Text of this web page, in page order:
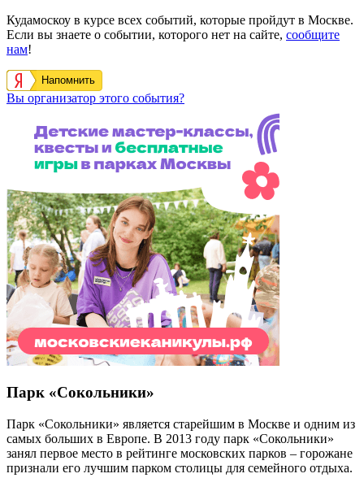
Кудамоскоу в курсе всех событий, которые пройдут в Москве.
Если вы знаете о событии, которого нет на сайте, сообщите
нам!
Напомнить
Вы организатор этого события?
Парк «Сокольники»
Парк «Сокольники» является старейшим в Москве и одним из
самых больших в Европе. В 2013 году парк «Сокольники»
занял первое место в рейтинге московских парков – горожане
признали его лучшим парком столицы для семейного отдыха.